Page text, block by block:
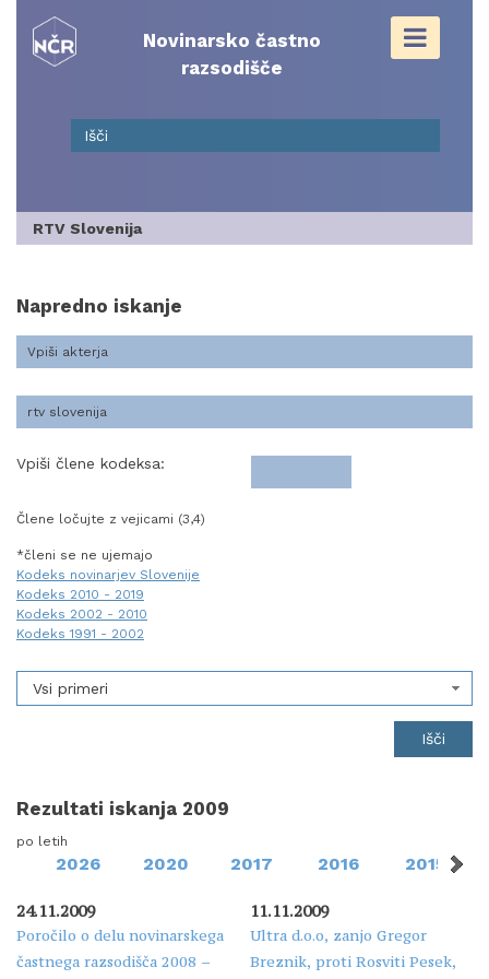
content
Novinarsko častno
razsodišče
RTV Slovenija
Napredno iskanje
Vpiši člene kodeksa:
Člene ločujte z vejicami (3,4)
*členi se ne ujemajo
Kodeks novinarjev Slovenije
Kodeks 2010 - 2019
Kodeks 2002 - 2010
Kodeks 1991 - 2002
Vsi primeri
Rezultati iskanja 2009
po letih
2026 2020 2017 2016 2015
24.11.2009
Poročilo o delu novinarskega
častnega razsodišča 2008 –
11.11.2009
Ultra d.o.o, zanjo Gregor
Breznik, proti Rosviti Pesek,